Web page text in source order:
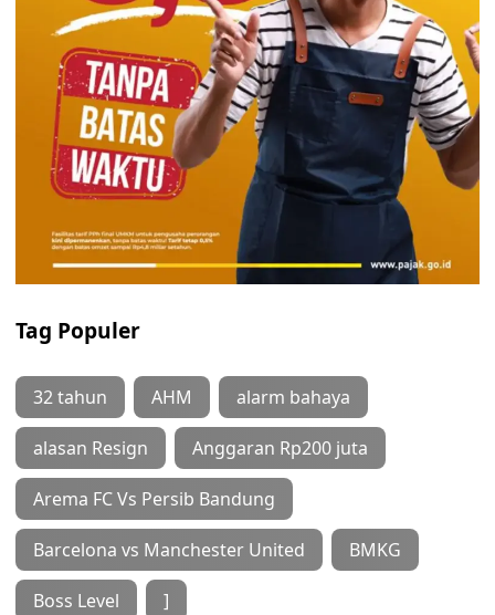
Tag Populer
32 tahun AHM alarm bahaya
alasan Resign Anggaran Rp200 juta
Arema FC Vs Persib Bandung
Barcelona vs Manchester United BMKG
Boss Level ]